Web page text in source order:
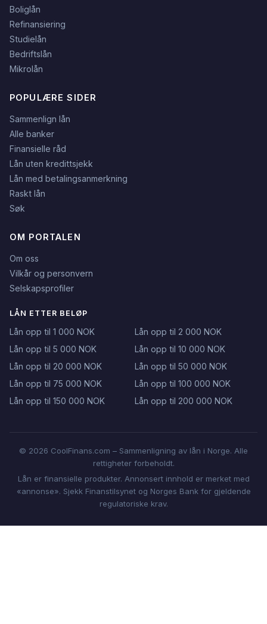
Boliglån
Refinansiering
Studielån
Bedriftslån
Mikrolån
POPULÆRE SIDER
Sammenlign lån
Alle banker
Finansielle råd
Lån uten kredittsjekk
Lån med betalingsanmerkning
Raskt lån
Søk
OM PORTALEN
Om oss
Vilkår og personvern
Selskapsprofiler
LÅN ETTER BELØP
Lån opp til 1 000 NOK
Lån opp til 2 000 NOK
Lån opp til 5 000 NOK
Lån opp til 10 000 NOK
Lån opp til 20 000 NOK
Lån opp til 50 000 NOK
Lån opp til 75 000 NOK
Lån opp til 100 000 NOK
Lån opp til 150 000 NOK
Lån opp til 200 000 NOK
© 2026 CoolFinans.com – Sammenligning av lån i Norge. Alle
rettigheter forbeholdt.
Lån er finansielle produkter. Annonsert innhold er merket med
«annonse». Sjekk Finanstilsynet og Norges Bank for gjeldende
regulatoriske krav.